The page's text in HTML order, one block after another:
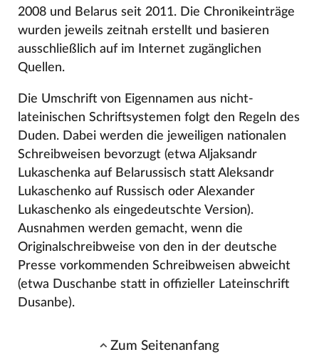
2008 und Belarus seit 2011. Die Chronikeinträge
wurden jeweils zeitnah erstellt und basieren
ausschließlich auf im Internet zugänglichen
Quellen.
Die Umschrift von Eigennamen aus nicht-
lateinischen Schriftsystemen folgt den Regeln des
Duden. Dabei werden die jeweiligen nationalen
Schreibweisen bevorzugt (etwa Aljaksandr
Lukaschenka auf Belarussisch statt Aleksandr
Lukaschenko auf Russisch oder Alexander
Lukaschenko als eingedeutschte Version).
Ausnahmen werden gemacht, wenn die
Originalschreibweise von den in der deutsche
Presse vorkommenden Schreibweisen abweicht
(etwa Duschanbe statt in offizieller Lateinschrift
Dusanbe).
Zum Seitenanfang